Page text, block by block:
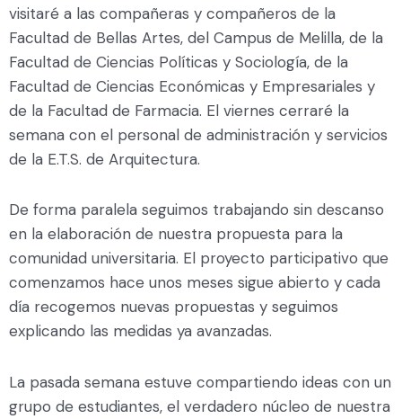
visitaré a las compañeras y compañeros de la
Facultad de Bellas Artes, del Campus de Melilla, de la
Facultad de Ciencias Políticas y Sociología, de la
Facultad de Ciencias Económicas y Empresariales y
de la Facultad de Farmacia. El viernes cerraré la
semana con el personal de administración y servicios
de la E.T.S. de Arquitectura.
De forma paralela seguimos trabajando sin descanso
en la elaboración de nuestra propuesta para la
comunidad universitaria. El proyecto participativo que
comenzamos hace unos meses sigue abierto y cada
día recogemos nuevas propuestas y seguimos
explicando las medidas ya avanzadas.
La pasada semana estuve compartiendo ideas con un
grupo de estudiantes, el verdadero núcleo de nuestra